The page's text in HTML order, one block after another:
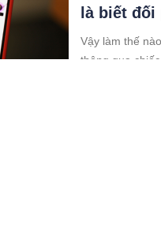
là biết
Vậy làm thế
thông qua